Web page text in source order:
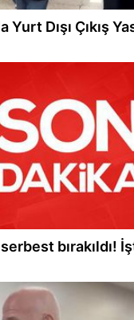
Dışı Çıkış
bırakıldı!